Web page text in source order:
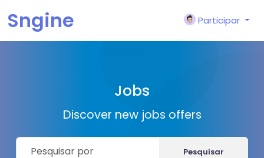
Sngine Participar
Jobs
Discover new jobs offers
Pesquisar